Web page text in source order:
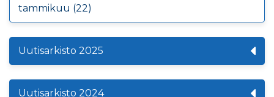
tammikuu (22)
Uutisarkisto 2025
Uutisarkisto 2024